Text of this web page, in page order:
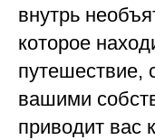
внутрь
которое
путешествие,
вашими
приводит вас